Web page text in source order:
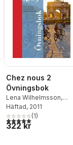
antal röster:
Chez nous 2
Övningsbok
Lena Wilhelmsson,
Christina Hirsch
Hermansson
Häftad, 2011
5,0utav 5 stjärnor.
(1)
322 kr